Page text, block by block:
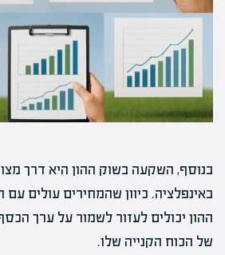
בנוסף, השקעה בשוק ההון היא דרך
באינפלציה. כיוון שהמחירים עולים עם
ההון יכולים לעזור לשמור על ערך
של הכוח הקנייה שלו.